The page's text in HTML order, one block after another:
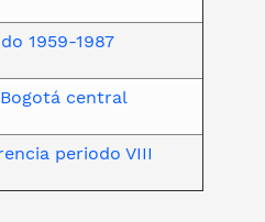
1959-1987
central
periodo VIII